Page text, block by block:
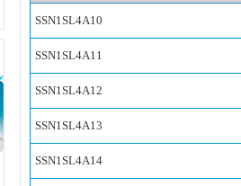
SSN1SL4A10
SSN1SL4A11
SSN1SL4A12
SSN1SL4A13
SSN1SL4A14